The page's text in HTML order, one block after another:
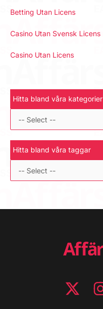
Betting Utan Licens
Casino Utan Svensk Licens
Casino Utan Licens
Hitta bland våra kategorier
Hitta bland våra taggar